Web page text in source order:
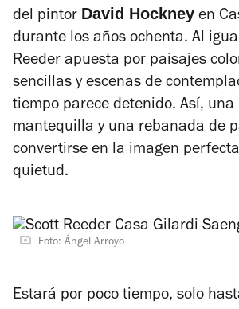
del pintor David Hockney en
durante los años ochenta. Al
Reeder apuesta por paisajes
sencillas y escenas de
tiempo parece detenido. Así,
mantequilla y una rebanada de
convertirse en la imagen
quietud.
Foto: Ángel Arroyo
Estará por poco tiempo, solo